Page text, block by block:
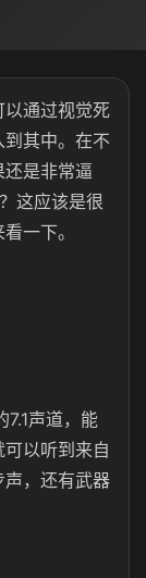
通过视觉死
其中。在不
是非常逼
这应该是很
一下。
7.1声道，能
以听到来自
，还有武器